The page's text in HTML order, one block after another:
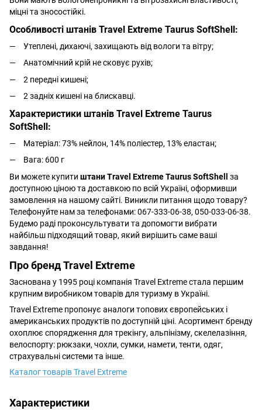
міцні та зносостійкі.
Особливості штанів Travel Extreme Taurus SoftShell:
Утеплені, дихаючі, захищають від вологи та вітру;
Анатомічний крій не сковує рухів;
2 передні кишені;
2 задніх кишені на блискавці.
Характеристики штанів Travel Extreme Taurus
SoftShell:
Матеріал: 73% нейлон, 14% поліестер, 13% еластан;
Вага: 600 г
Ви можете купити штани Travel Extreme Taurus SoftShell за
доступною ціною та доставкою по всій Україні, оформивши
замовлення на нашому сайті. Виникли питання щодо товару?
Телефонуйте нам за телефонами: 067-333-06-38, 050-033-06-38.
Будемо раді проконсультувати та допомогти вибрати
найбільш підходящий товар, який вирішить саме ваші
завдання!
Про бренд Travel Extreme
Заснована у 1995 році компанія Travel Extreme стала першим
крупним виробником товарів для туризму в Україні.
Travel Extreme пропонує аналоги топових європейських і
американських продуктів по доступній ціні. Асортимент бренду
охоплює спорядження для трекінгу, альпінізму, скелелазіння,
велоспорту: рюкзаки, чохли, сумки, намети, тенти, одяг,
страхувальні системи та інше.
Каталог товарів Travel Extreme
Характеристики